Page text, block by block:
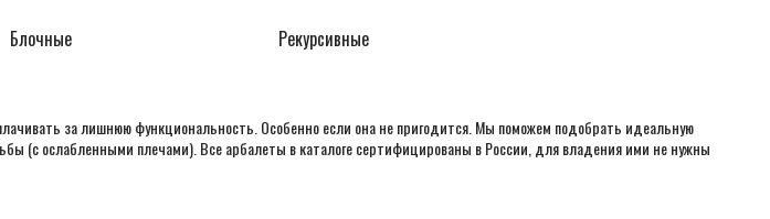
Блочные Рекурсивные
за лишнюю функциональность. Особенно если она не пригодится. Мы поможем подобрать идеальную
(с ослабленными плечами). Все арбалеты в каталоге сертифицированы в России, для владения ими не нужны